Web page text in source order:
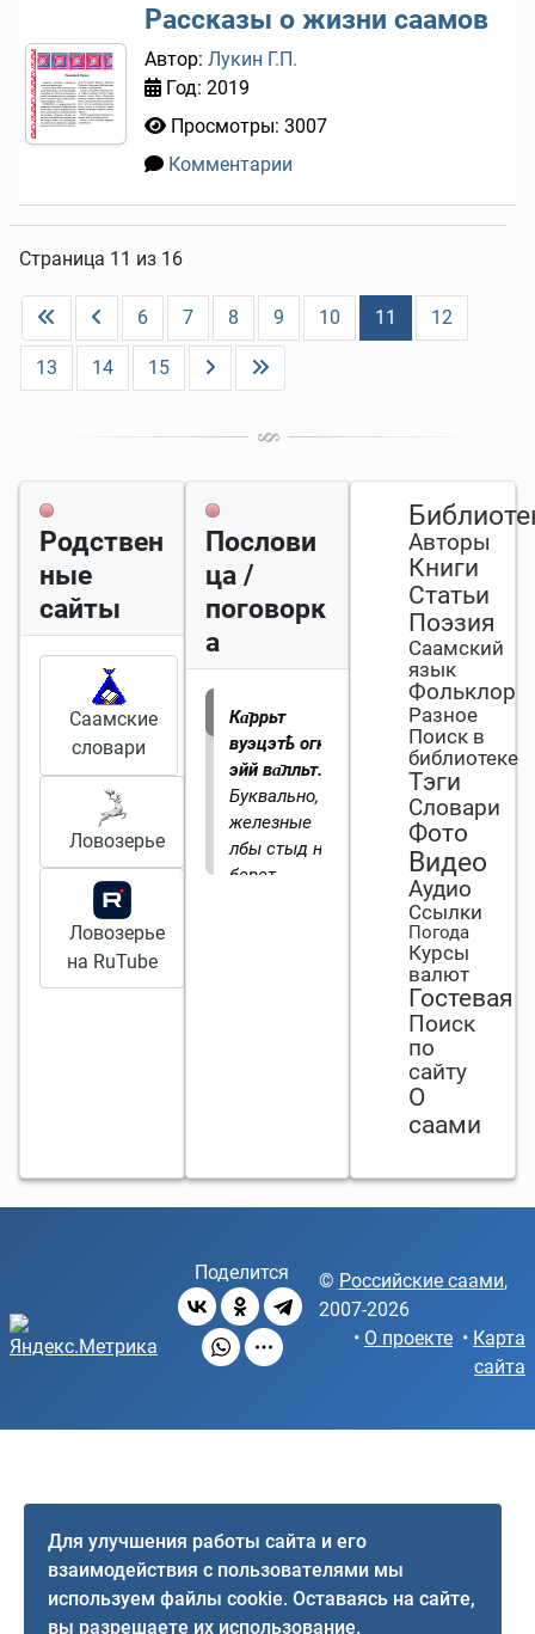
Рассказы о жизни саамов
Автор: Лукин Г.П.
Год: 2019
Просмотры: 3007
Комментарии
Страница 11 из 16
6 7 8 9 10 11 12
13 14 15
Родствен
ные
сайты
Саамские
словари
Ловозерье
Ловозерье
на RuTube
Послови
ца /
поговорк
а
Ка̄ррьт
вуэцэтҍ огкнэ
эйй ва̄лльт.
Буквально,
железные
лбы стыд не
берет.
Авторы
Книги
Статьи
Поэзия
Саамский
язык
Фольклор
Разное
Поиск в
библиотеке
Тэги
Словари
Фото
Видео
Аудио
Ссылки
Погода
Курсы
валют
Гостевая
Поиск
по
сайту
О
саами
Поделится © Российские саами,
2007-2026
• О проекте • Карта
сайта
Для улучшения работы сайта и его
взаимодействия с пользователями мы
используем файлы cookie. Оставаясь на сайте,
вы разрешаете их использование.